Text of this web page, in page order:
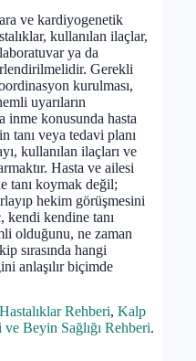
ve kardiyogenetik
kullanılan ilaçlar,
ya da
Gerekli
kurulması,
uyarıların
inme konusunda hasta
tanı veya tedavi planı
kullanılan ilaçları ve
Hasta ve ailesi
tanı koymak değil;
hekim görüşmesini
kendi kendine tanı
olduğunu, ne zaman
sırasında hangi
anlaşılır biçimde
Rehberi, Kalp
Beyin Sağlığı Rehberi.